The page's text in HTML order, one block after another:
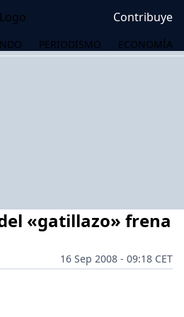
Contribuye
PERIODISMO ECONOMÍA
«gatillazo» frena
16 Sep 2008 - 09:18 CET